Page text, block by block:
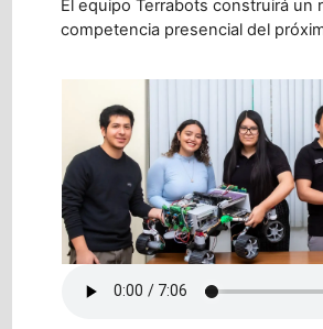
El equipo Terrabots construirá un
competencia presencial del